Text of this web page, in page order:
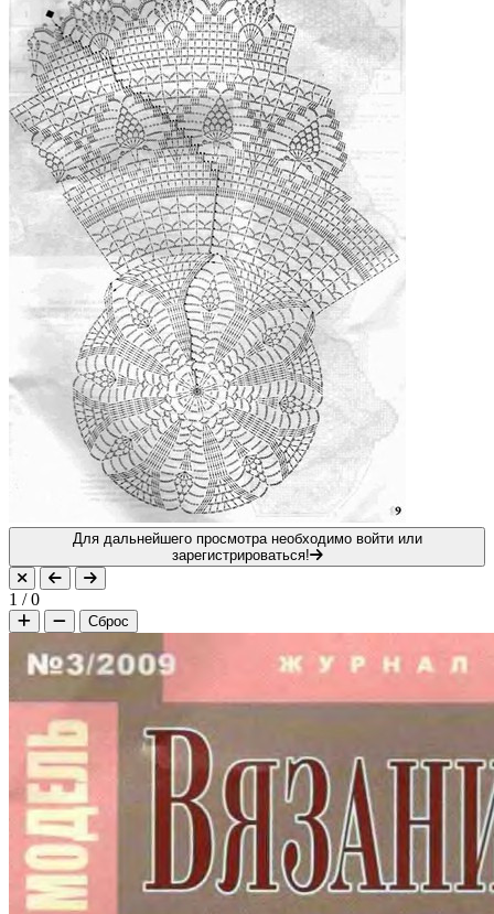
Для дальнейшего просмотра необходимо войти или
зарегистрироваться!
1 /0
Сброс